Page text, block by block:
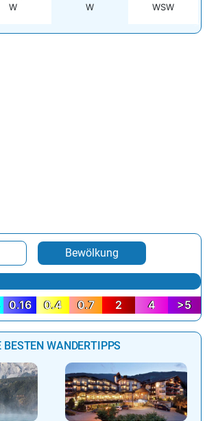
W
W
WSW
Bewölkung
0.16 0.4 0.7 2 4 >5
BESTEN WANDERTIPPS